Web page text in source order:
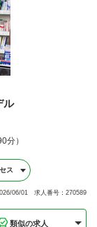
ル
分）
ス
06/01 求人番号：270589
類似の求人